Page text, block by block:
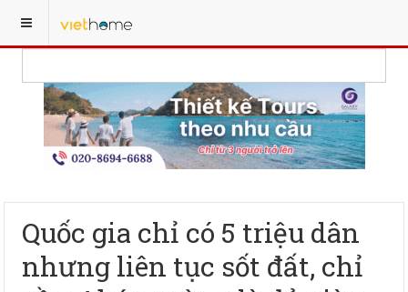
Quốc gia chỉ có 5 triệu dân
nhưng liên tục sốt đất, chỉ